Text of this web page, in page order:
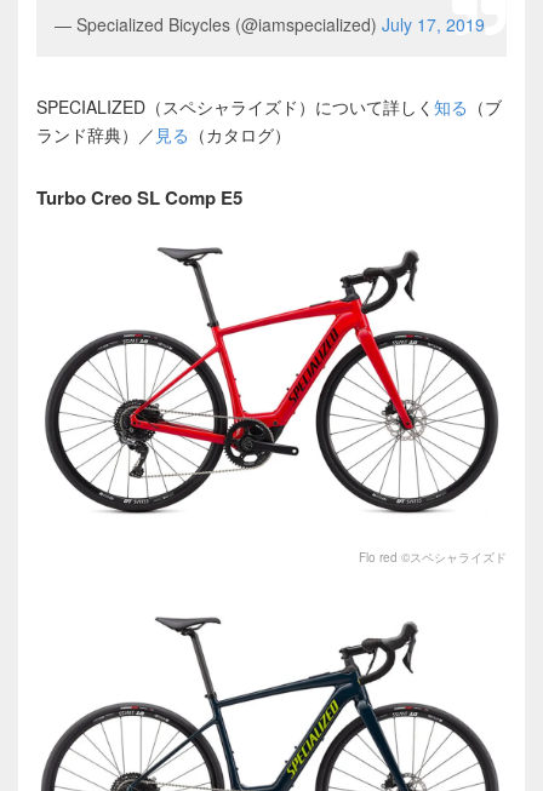
— Specialized Bicycles (@iamspecialized) July 17, 2019
SPECIALIZED（スペシャライズド）について詳しく 知る （ブ
ランド辞典）／ 見る （カタログ）
Turbo Creo SL Comp E5
Flo red ©︎スペシャライズド